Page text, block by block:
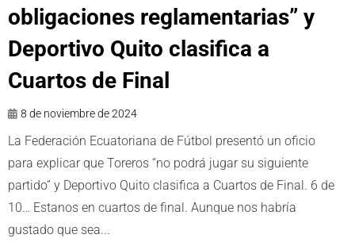
obligaciones reglamentarias” y
Deportivo Quito clasifica a
Cuartos de Final
8 de noviembre de 2024
La Federación Ecuatoriana de Fútbol presentó un oficio
para explicar que Toreros “no podrá jugar su siguiente
partido” y Deportivo Quito clasifica a Cuartos de Final. 6 de
10… Estanos en cuartos de final. Aunque nos habría
gustado que sea...